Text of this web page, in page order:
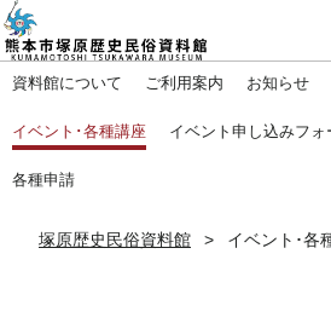
資料館について ご利用案内 お知らせ
イベント･各種講座 イベント申し込みフォ
各種申請
塚原歴史民俗資料館 イベント･各